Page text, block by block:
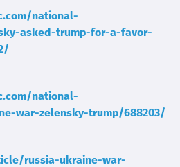
national-
asked-trump-for-a-favor-
national-
war-zelensky-trump/688203/
russia-ukraine-war-